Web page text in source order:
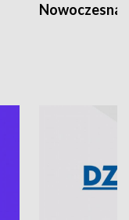
Nowoczesna